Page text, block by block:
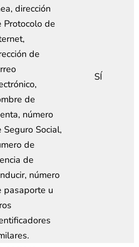
dirección
Protocolo de
de
de
número
Seguro Social,
de
de
número
pasaporte u
SÍ